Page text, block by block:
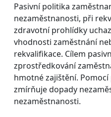
Pasivní politika
nezaměstnanosti, při
zdravotní prohlídky
vhodnosti zaměstnání
rekvalifikace. Cílem
zprostředkování
hmotné zajištění.
zmírňuje dopady
nezaměstnanosti.